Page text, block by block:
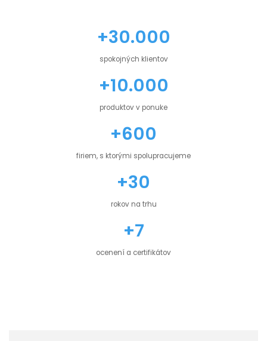
+30.000
spokojných klientov
+10.000
produktov v ponuke
+600
firiem, s ktorými spolupracujeme
+30
rokov na trhu
+7
ocenení a certifikátov